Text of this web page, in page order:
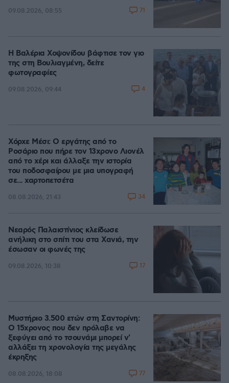
09.08.2026, 08:55 71
Η Βαλέρια Χοψονίδου βάφτισε τον γιο
της στη Βουλιαγμένη, δείτε
φωτογραφίες
09.08.2026, 09:44 4
Χόρχε Μέσι: Ο εργάτης από το
Ροσάριο που πήρε τον 13χρονο Λιονέλ
από το χέρι και άλλαξε την ιστορία
του ποδοσφαίρου με μια υπογραφή
σε... χαρτοπετσέτα
08.08.2026, 21:43 34
Νεαρός Παλαιστίνιος κλείδωσε
ανήλικη στο σπίτι του στα Χανιά, την
έσωσαν οι φωνές της
09.08.2026, 10:38 17
Μυστήριο 3.500 ετών στη Σαντορίνη:
Ο 15χρονος που δεν πρόλαβε να
ξεφύγει από το τσουνάμι μπορεί ν'
αλλάξει τη χρονολογία της μεγάλης
έκρηξης
08.08.2026, 18:08 77